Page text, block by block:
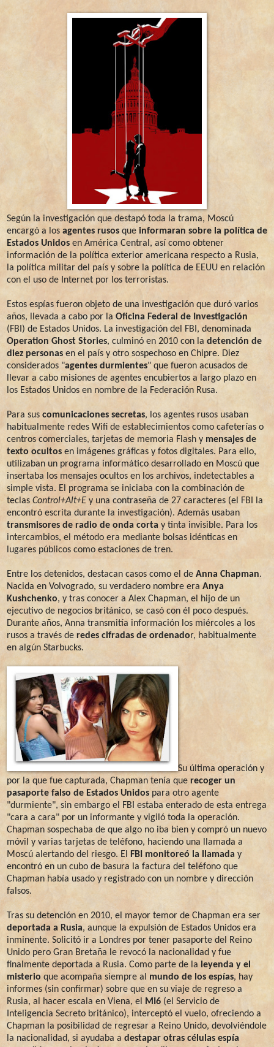
Según la investigación que destapó toda la trama, Moscú
encargó a los agentes rusos que informaran sobre la política de
Estados Unidos en América Central, así como obtener
información de la política exterior americana respecto a Rusia,
la política militar del país y sobre la política de EEUU en relación
con el uso de Internet por los terroristas.
Estos espías fueron objeto de una investigación que duró varios
años, llevada a cabo por la Oficina Federal de Investigación
(FBI) de Estados Unidos. La investigación del FBI, denominada
Operation Ghost Stories, culminó en 2010 con la detención de
diez personas en el país y otro sospechoso en Chipre. Diez
considerados "agentes durmientes" que fueron acusados de
llevar a cabo misiones de agentes encubiertos a largo plazo en
los Estados Unidos en nombre de la Federación Rusa.
Para sus comunicaciones secretas, los agentes rusos usaban
habitualmente redes Wifi de establecimientos como cafeterías o
centros comerciales, tarjetas de memoria Flash y mensajes de
texto ocultos en imágenes gráficas y fotos digitales. Para ello,
utilizaban un programa informático desarrollado en Moscú que
insertaba los mensajes ocultos en los archivos, indetectables a
simple vista. El programa se iniciaba con la combinación de
teclas Control+Alt+E y una contraseña de 27 caracteres (el FBI la
encontró escrita durante la investigación). Además usaban
transmisores de radio de onda corta y tinta invisible. Para los
intercambios, el método era mediante bolsas idénticas en
lugares públicos como estaciones de tren.
Entre los detenidos, destacan casos como el de Anna Chapman.
Nacida en Volvogrado, su verdadero nombre era Anya
Kushchenko, y tras conocer a Alex Chapman, el hijo de un
ejecutivo de negocios británico, se casó con él poco después.
Durante años, Anna transmitía información los miércoles a los
rusos a través de redes cifradas de ordenador, habitualmente
en algún Starbucks.
Su última operación y
por la que fue capturada, Chapman tenía que recoger un
pasaporte falso de Estados Unidos para otro agente
"durmiente", sin embargo el FBI estaba enterado de esta entrega
"cara a cara" por un informante y vigiló toda la operación.
Chapman sospechaba de que algo no iba bien y compró un nuevo
móvil y varias tarjetas de teléfono, haciendo una llamada a
Moscú alertando del riesgo. El
FBI monitoreó la llamada y
encontró en un cubo de basura la factura del teléfono que
Chapman había usado y registrado con un nombre y dirección
falsos.
Tras su detención en 2010, el mayor temor de Chapman era ser
deportada a Rusia, aunque la expulsión de Estados Unidos era
inminente. Solicitó ir a Londres por tener pasaporte del Reino
Unido pero Gran Bretaña le revocó la nacionalidad y fue
finalmente deportada a Rusia. Como parte de la leyenda y el
misterio que acompaña siempre al mundo de los espías, hay
informes (sin confirmar) sobre que en su viaje de regreso a
Rusia, al hacer escala en Viena, el
MI6 (el Servicio de
Inteligencia Secreto británico), interceptó el vuelo, ofreciendo a
Chapman la posibilidad de regresar a Reino Unido, devolviéndole
la nacionalidad, si ayudaba a destapar otras células espía